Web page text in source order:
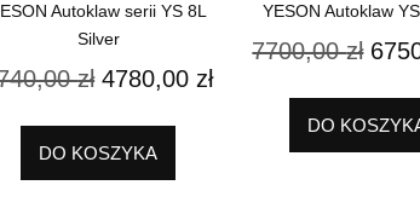
Autoklaw serii YS 8L
Silver
zł 4780,00 zł
DO KOSZYKA
YESON Autoklaw
7700,00zł
DO